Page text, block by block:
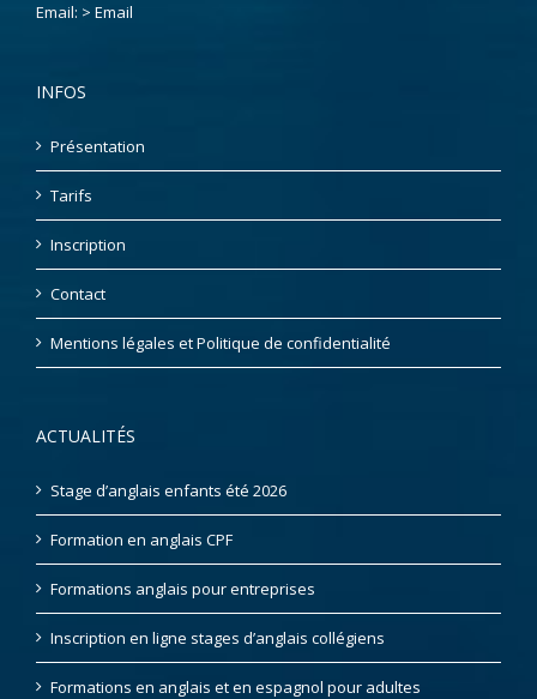
Email: > Email
INFOS
Présentation
Tarifs
Inscription
Contact
Mentions légales et Politique de confidentialité
ACTUALITÉS
Stage d’anglais enfants été 2026
Formation en anglais CPF
Formations anglais pour entreprises
Inscription en ligne stages d’anglais collégiens
Formations en anglais et en espagnol pour adultes